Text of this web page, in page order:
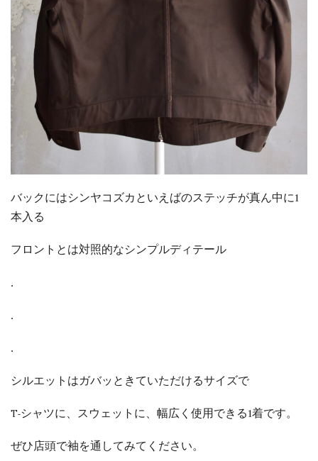
バックにはシンヤコズカといえばのステッチが真ん中に1
本入る
フロントとは対照的なシンプルディテール
.
.
.
シルエットはガバッときていただけるサイズで
T-シャツに、スウェットに、幅広く使用できる1着です。
ぜひ店頭で袖を通してみてください。